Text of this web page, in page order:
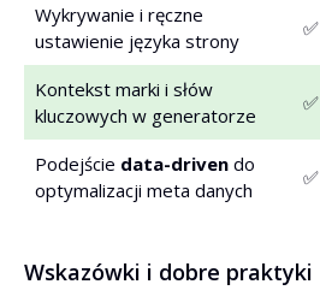
Wykrywanie i ręczne
ustawienie języka strony
✅
Kontekst marki i słów
kluczowych w generatorze
✅
Podejście data-driven do
optymalizacji meta danych
✅
Wskazówki i dobre praktyki